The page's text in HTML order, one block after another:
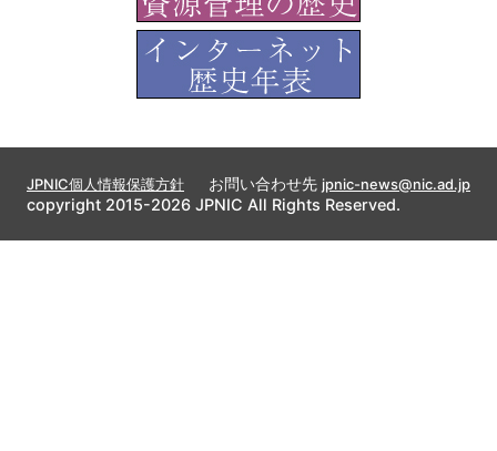
JPNIC個人情報保護方針 お問い合わせ先 jpnic-news@nic.ad.jp
copyright 2015-2026 JPNIC All Rights Reserved.